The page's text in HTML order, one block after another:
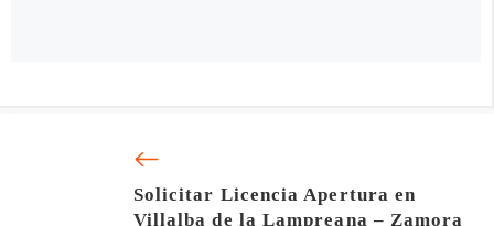
Solicitar Licencia Apertura en
Villalba de la Lampreana – Zamora